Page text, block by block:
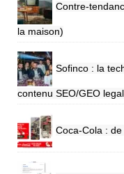
Contre-
la maison)
Sofinco : la
contenu SEO/GEO
Coca-Cola :